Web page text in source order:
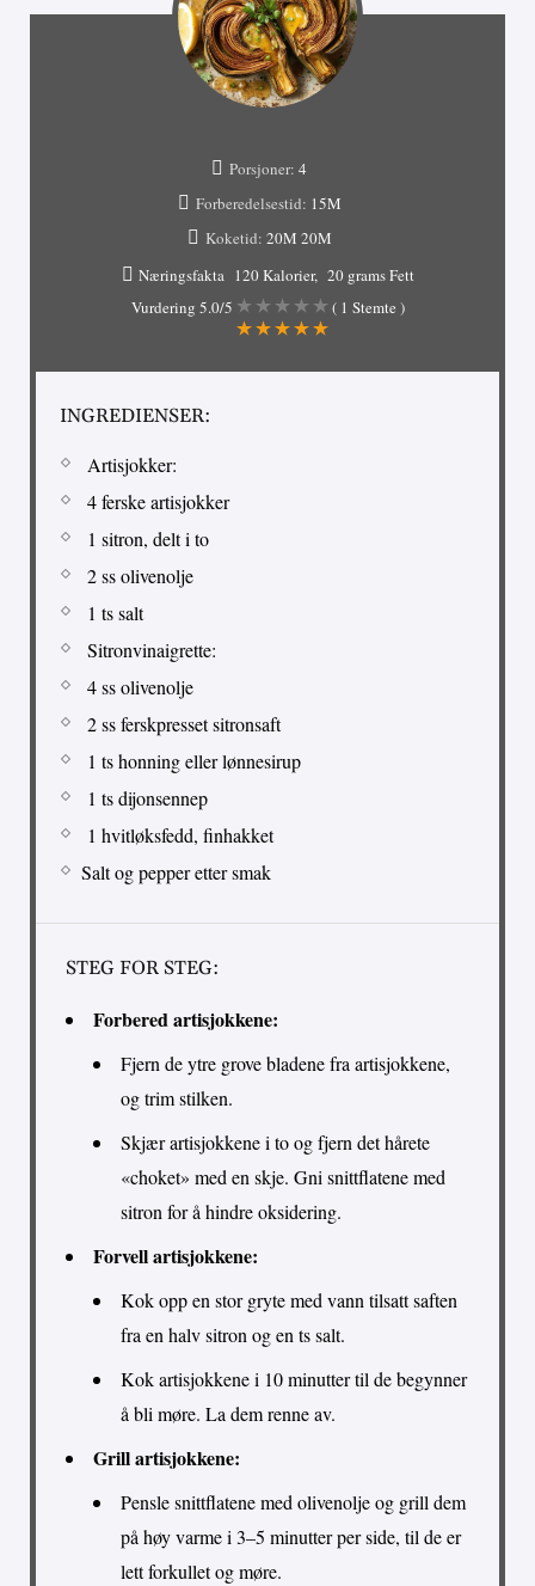
Porsjoner: 4
Forberedelsestid: 15M
Koketid: 20M 20M
Næringsfakta 120 Kalorier
20 grams Fett
Vurdering 5.0/5 ( 1 Stemte )
INGREDIENSER:
Artisjokker:
4 ferske artisjokker
1 sitron, delt i to
2 ss olivenolje
1 ts salt
Sitronvinaigrette:
4 ss olivenolje
2 ss ferskpresset sitronsaft
1 ts honning eller lønnesirup
1 ts dijonsennep
1 hvitløksfedd, finhakket
Salt og pepper etter smak
STEG FOR STEG:
Forbered artisjokkene:
Fjern de ytre grove bladene fra artisjokkene,
og trim stilken.
Skjær artisjokkene i to og fjern det hårete
«choket» med en skje. Gni snittflatene med
sitron for å hindre oksidering.
Forvell artisjokkene:
Kok opp en stor gryte med vann tilsatt saften
fra en halv sitron og en ts salt.
Kok artisjokkene i 10 minutter til de begynner
å bli møre. La dem renne av.
Grill artisjokkene:
Pensle snittflatene med olivenolje og grill dem
på høy varme i 3–5 minutter per side, til de er
lett forkullet og møre.